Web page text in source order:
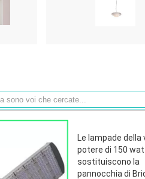
Le lampade della
potere di 150
sostituiscono la
pannocchia di